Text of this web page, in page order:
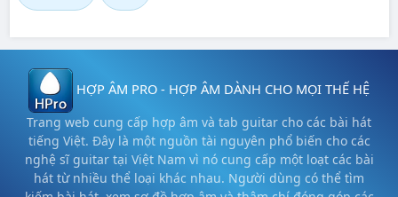
HỢP ÂM PRO - HỢP ÂM DÀNH CHO MỌI THẾ HỆ
Trang web cung cấp hợp âm và tab guitar cho các bài hát
tiếng Việt. Đây là một nguồn tài nguyên phổ biến cho các
nghệ sĩ guitar tại Việt Nam vì nó cung cấp một loạt các bài
hát từ nhiều thể loại khác nhau. Người dùng có thể tìm